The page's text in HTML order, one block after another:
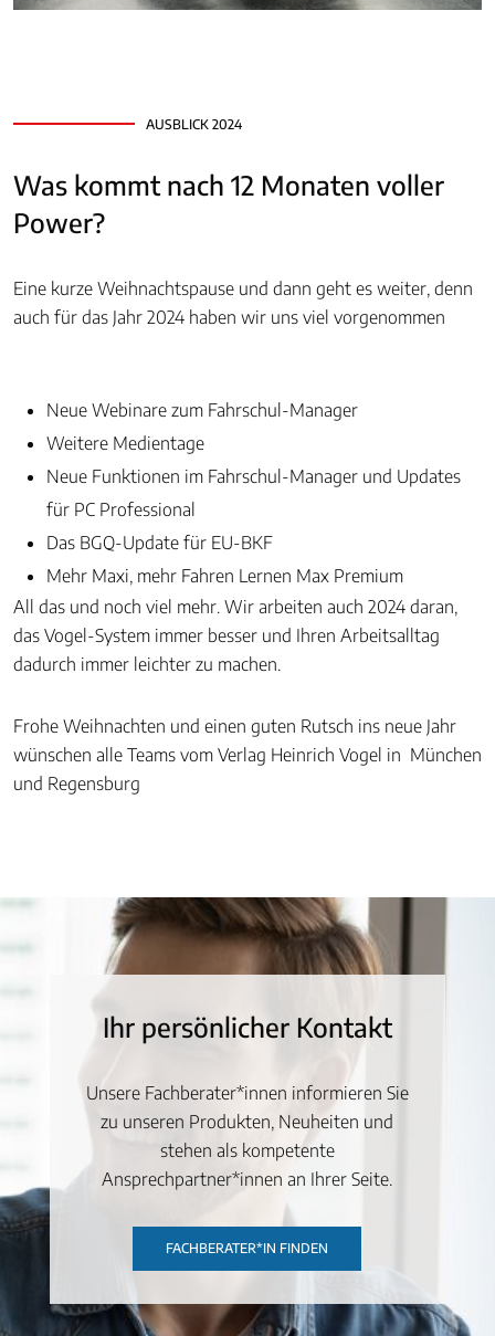
AUSBLICK 2024
Was kommt nach 12 Monaten voller
Power?
Eine kurze Weihnachtspause und dann geht es weiter, denn
auch für das Jahr 2024 haben wir uns viel vorgenommen
Neue Webinare zum Fahrschul-Manager
Weitere Medientage
Neue Funktionen im Fahrschul-Manager und Updates
für PC Professional
Das BGQ-Update für EU-BKF
Mehr Maxi, mehr Fahren Lernen Max Premium
All das und noch viel mehr. Wir arbeiten auch 2024 daran,
das Vogel-System immer besser und Ihren Arbeitsalltag
dadurch immer leichter zu machen.
Frohe Weihnachten und einen guten Rutsch ins neue Jahr
wünschen alle Teams vom Verlag Heinrich Vogel in München
und Regensburg
Ihr persönlicher Kontakt
Unsere Fachberater*innen informieren Sie
zu unseren Produkten, Neuheiten und
stehen als kompetente
Ansprechpartner*innen an Ihrer Seite.
FACHBERATER*IN FINDEN